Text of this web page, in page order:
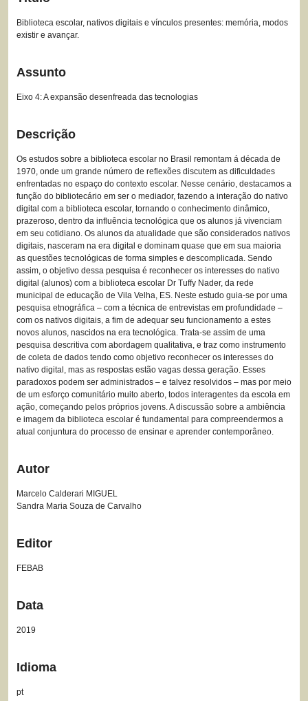
Biblioteca escolar, nativos digitais e vínculos presentes: memória, modos
existir e avançar.
Assunto
Eixo 4: A expansão desenfreada das tecnologias
Descrição
Os estudos sobre a biblioteca escolar no Brasil remontam á década de
1970, onde um grande número de reflexões discutem as dificuldades
enfrentadas no espaço do contexto escolar. Nesse cenário, destacamos a
função do bibliotecário em ser o mediador, fazendo a interação do nativo
digital com a biblioteca escolar, tornando o conhecimento dinâmico,
prazeroso, dentro da influência tecnológica que os alunos já vivenciam
em seu cotidiano. Os alunos da atualidade que são considerados nativos
digitais, nasceram na era digital e dominam quase que em sua maioria
as questões tecnológicas de forma simples e descomplicada. Sendo
assim, o objetivo dessa pesquisa é reconhecer os interesses do nativo
digital (alunos) com a biblioteca escolar Dr Tuffy Nader, da rede
municipal de educação de Vila Velha, ES. Neste estudo guia-se por uma
pesquisa etnográfica – com a técnica de entrevistas em profundidade –
com os nativos digitais, a fim de adequar seu funcionamento a estes
novos alunos, nascidos na era tecnológica. Trata-se assim de uma
pesquisa descritiva com abordagem qualitativa, e traz como instrumento
de coleta de dados tendo como objetivo reconhecer os interesses do
nativo digital, mas as respostas estão vagas dessa geração. Esses
paradoxos podem ser administrados – e talvez resolvidos – mas por meio
de um esforço comunitário muito aberto, todos interagentes da escola em
ação, começando pelos próprios jovens. A discussão sobre a ambiência
e imagem da biblioteca escolar é fundamental para compreendermos a
atual conjuntura do processo de ensinar e aprender contemporâneo.
Autor
Marcelo Calderari MIGUEL
Sandra Maria Souza de Carvalho
Editor
FEBAB
Data
2019
Idioma
pt